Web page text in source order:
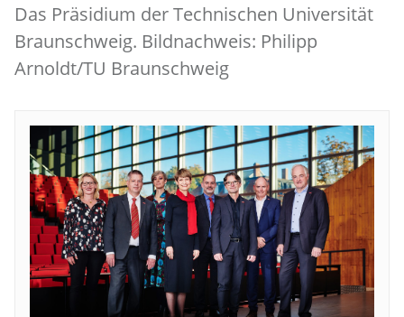
Das Präsidium der Technischen Universität
Braunschweig. Bildnachweis: Philipp
Arnoldt/TU Braunschweig